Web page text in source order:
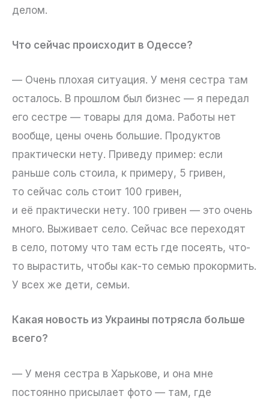
делом.
Что сейчас происходит в Одессе?
— Очень плохая ситуация. У меня сестра там
осталось. В прошлом был бизнес — я передал
его сестре — товары для дома. Работы нет
вообще, цены очень большие. Продуктов
практически нету. Приведу пример: если
раньше соль стоила, к примеру, 5 гривен,
то сейчас соль стоит 100 гривен,
и её практически нету. 100 гривен — это очень
много. Выживает село. Сейчас все переходят
в село, потому что там есть где посеять, что-
то вырастить, чтобы как-то семью прокормить.
У всех же дети, семьи.
Какая новость из Украины потрясла больше
всего?
— У меня сестра в Харькове, и она мне
постоянно присылает фото — там, где